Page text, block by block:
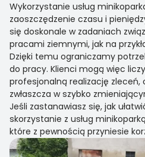
Wykorzystanie usług
zaoszczędzenie czasu i
się doskonale w zadaniach
pracami ziemnymi, jak na
Dzięki temu ograniczamy
do pracy. Klienci mogą więc
profesjonalną realizację zleceń,
zwłaszcza w szybko
Jeśli zastanawiasz się, jak
skorzystanie z usług
które z pewnością przyniesie